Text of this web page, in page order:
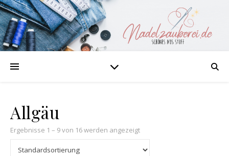
Allgäu
Ergebnisse 1 – 9 von 16 werden angezeigt